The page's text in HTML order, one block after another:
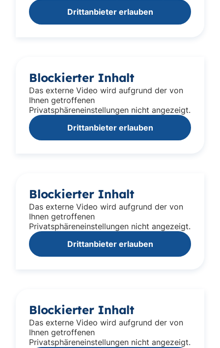
Drittanbieter erlauben
Blockierter Inhalt
Das externe Video wird aufgrund der von
Ihnen getroffenen
Privatsphäreneinstellungen nicht angezeigt.
Drittanbieter erlauben
Blockierter Inhalt
Das externe Video wird aufgrund der von
Ihnen getroffenen
Privatsphäreneinstellungen nicht angezeigt.
Drittanbieter erlauben
Blockierter Inhalt
Das externe Video wird aufgrund der von
Ihnen getroffenen
Privatsphäreneinstellungen nicht angezeigt.